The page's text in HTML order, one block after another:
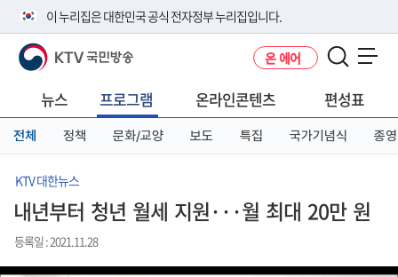
이 누리집은 대한민국 공식 전자정부 누리집입니다.
공식 누리집 주소 확인하기
니다.
이밖에 or.kr 또는 .kr등 다른 도메인 주소를 사용하고 있다면 아래 URL에
서 도메인 주소를 확인해 보세요
KTV 국민방송 온 에어
뉴스 프로그램 온라인콘텐츠 편성표
전체 정책 문화/교양 보도 특집 국가기념식 종영
KTV 대한뉴스
내년부터 청년 월세 지원···월 최대 20만 원
등록일 : 2021.11.28